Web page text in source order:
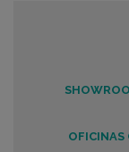
OFICINAS